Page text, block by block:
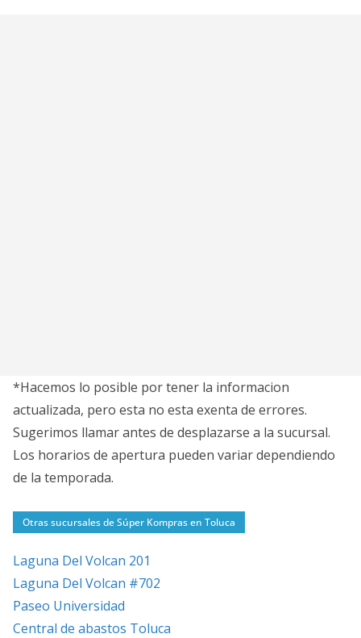
*Hacemos lo posible por tener la informacion
actualizada, pero esta no esta exenta de errores.
Sugerimos llamar antes de desplazarse a la sucursal.
Los horarios de apertura pueden variar dependiendo
de la temporada.
Otras sucursales de Súper Kompras en Toluca
Laguna Del Volcan 201
Laguna Del Volcan #702
Paseo Universidad
Central de abastos Toluca